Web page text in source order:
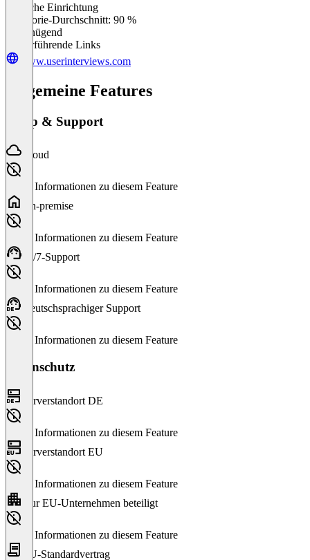
Einfache Einrichtung
Kategorie-Durchschnitt: 90 %
Ungenügend
Weiterführende Links
www.userinterviews.com
Allgemeine Features
Setup & Support
Cloud
Keine Informationen zu diesem Feature
On-premise
Keine Informationen zu diesem Feature
24/7-Support
Keine Informationen zu diesem Feature
Deutschsprachiger Support
Keine Informationen zu diesem Feature
Datenschutz
Serverstandort DE
Keine Informationen zu diesem Feature
Serverstandort EU
Keine Informationen zu diesem Feature
Nur EU-Unternehmen beteiligt
Keine Informationen zu diesem Feature
EU-Standardvertrag